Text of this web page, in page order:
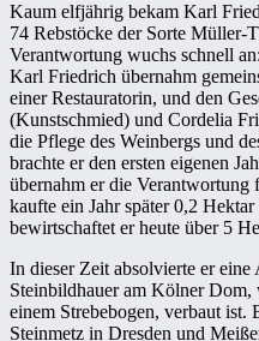
Kaum elfjährig bekam Karl
74 Rebstöcke der Sorte Müller-
Verantwortung wuchs schnell
Karl Friedrich übernahm
einer Restauratorin, und den
(Kunstschmied) und Cordelia
die Pflege des Weinbergs und
brachte er den ersten eigenen
übernahm er die Verantwortung
kaufte ein Jahr später 0,2
bewirtschaftet er heute über 5
In dieser Zeit absolvierte er
Steinbildhauer am Kölner
einem Strebebogen, verbaut ist.
Steinmetz in Dresden und